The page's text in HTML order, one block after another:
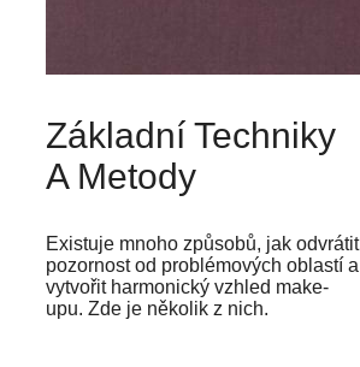
Základní Techniky
A Metody
Existuje mnoho způsobů, jak odvrátit
pozornost od problémových oblastí a
vytvořit harmonický vzhled make-
upu. Zde je několik z nich.